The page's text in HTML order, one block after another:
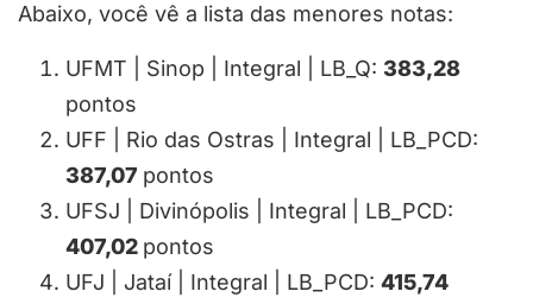
Abaixo, você vê a lista das menores notas:
UFMT | Sinop | Integral | LB_Q: 383,28
pontos
UFF | Rio das Ostras | Integral | LB_PCD:
387,07 pontos
UFSJ | Divinópolis | Integral | LB_PCD:
407,02 pontos
UFJ | Jataí | Integral | LB_PCD: 415,74